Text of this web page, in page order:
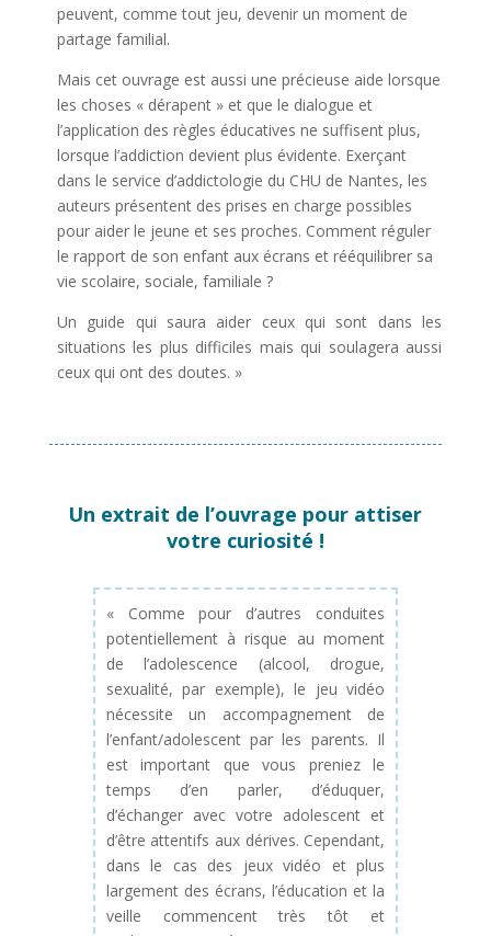
peuvent, comme tout jeu, devenir un moment de
partage familial.
Mais cet ouvrage est aussi une précieuse aide lorsque
les choses « dérapent » et que le dialogue et
l’application des règles éducatives ne suffisent plus,
lorsque l’addiction devient plus évidente. Exerçant
dans le service d’addictologie du CHU de Nantes, les
auteurs présentent des prises en charge possibles
pour aider le jeune et ses proches. Comment réguler
le rapport de son enfant aux écrans et rééquilibrer sa
vie scolaire, sociale, familiale ?
Un guide qui saura aider ceux qui sont dans les
situations les plus difficiles mais qui soulagera aussi
ceux qui ont des doutes. »
Un extrait de l’ouvrage pour attiser
votre curiosité !
« Comme pour d’autres conduites
potentiellement à risque au moment
de l’adolescence (alcool, drogue,
sexualité, par exemple), le jeu vidéo
nécessite un accompagnement de
l’enfant/adolescent par les parents. Il
est important que vous preniez le
temps d’en parler, d’éduquer,
d’échanger avec votre adolescent et
d’être attentifs aux dérives. Cependant,
dans le cas des jeux vidéo et plus
largement des écrans, l’éducation et la
veille commencent très tôt et